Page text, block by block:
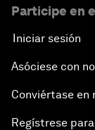
Participe en
Iniciar sesión
Asóciese con
Conviértase en
Regístrese